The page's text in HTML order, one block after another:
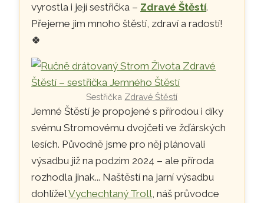
vyrostla i její sestřička – Zdravé Štěstí.
Přejeme jim mnoho štěstí, zdraví a radostí!
🍀
Sestřička Zdravé Štěstí
Jemné Štěstí je propojené s přírodou i díky
svému Stromovému dvojčeti ve žďárských
lesích. Původně jsme pro něj plánovali
výsadbu již na podzim 2024 – ale příroda
rozhodla jinak... Naštěstí na jarní výsadbu
dohlíželVychechtaný Troll , náš průvodce